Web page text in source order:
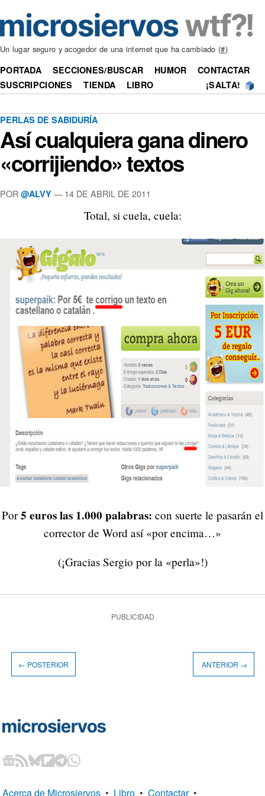
Un lugar seguro y acogedor de una internet que ha cambiado (#)
PORTADA SECCIONES/BUSCAR HUMOR
CONTACTAR
SUSCRIPCIONES
TIENDA LIBRO ¡SALTA!
PERLAS DE SABIDURÍA
Así cualquiera gana dinero
«corrijiendo» textos
POR @ALVY —14 DE ABRIL DE 2011
Total, si cuela, cuela:
Por5 euros las 1.000 palabras: con suerte le pasarán el
corrector de Word así «por encima…»
(¡Gracias Sergio por la «perla»!)
PUBLICIDAD
← POSTERIOR ANTERIOR →
Acerca de Microsiervos • Libro • Contactar •